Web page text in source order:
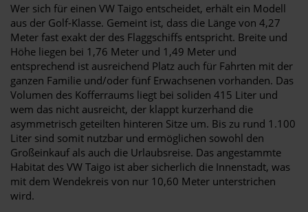
Wer sich für einen VW Taigo entscheidet, erhält ein Modell
aus der Golf-Klasse. Gemeint ist, dass die Länge von 4,27
Meter fast exakt der des Flaggschiffs entspricht. Breite und
Höhe liegen bei 1,76 Meter und 1,49 Meter und
entsprechend ist ausreichend Platz auch für Fahrten mit der
ganzen Familie und/oder fünf Erwachsenen vorhanden. Das
Volumen des Kofferraums liegt bei soliden 415 Liter und
wem das nicht ausreicht, der klappt kurzerhand die
asymmetrisch geteilten hinteren Sitze um. Bis zu rund 1.100
Liter sind somit nutzbar und ermöglichen sowohl den
Großeinkauf als auch die Urlaubsreise. Das angestammte
Habitat des VW Taigo ist aber sicherlich die Innenstadt, was
mit dem Wendekreis von nur 10,60 Meter unterstrichen
wird.